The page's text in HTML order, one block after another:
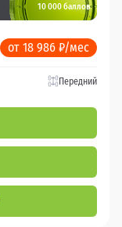
10 000 баллов
от 18 986 ₽/мес
Передний